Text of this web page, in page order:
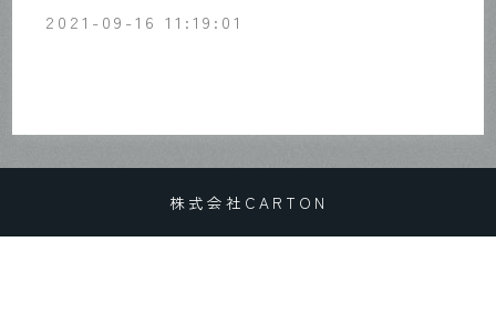
2021-09-16 11:19:01
株式会社CARTON